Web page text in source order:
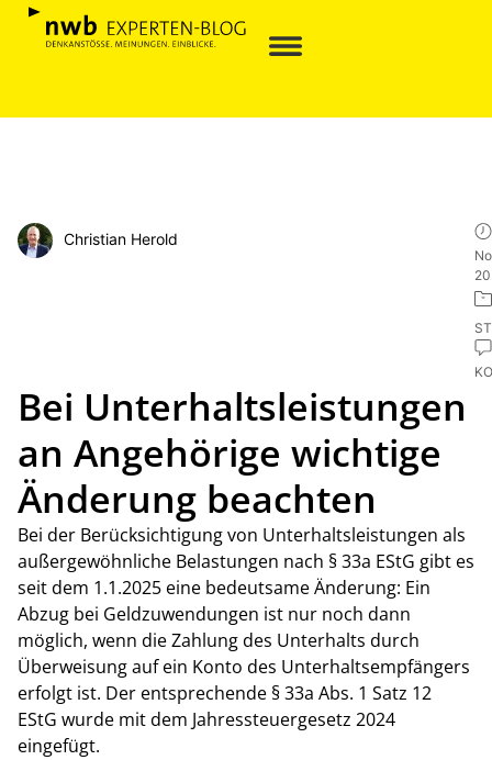
Christian Herold
Bei Unterhaltsleistungen
an Angehörige wichtige
Änderung beachten
Bei der Berücksichtigung von Unterhaltsleistungen als
außergewöhnliche Belastungen nach § 33a EStG gibt es
seit dem 1.1.2025 eine bedeutsame Änderung: Ein
Abzug bei Geldzuwendungen ist nur noch dann
möglich, wenn die Zahlung des Unterhalts durch
Überweisung auf ein Konto des Unterhaltsempfängers
erfolgt ist. Der entsprechende § 33a Abs. 1 Satz 12
EStG wurde mit dem Jahressteuergesetz 2024
eingefügt.